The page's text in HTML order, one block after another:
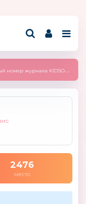
KIDSOBOZ 2025 (сентябрь)
2476
место